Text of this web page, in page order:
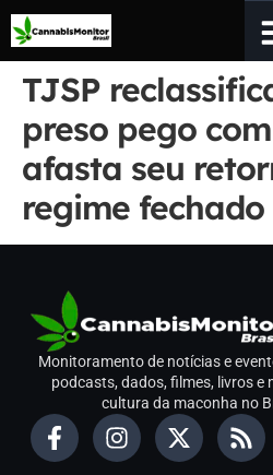
TJSP
preso pego
afasta seu
regime fechado
Monitoramento de notícias e
podcasts, dados, filmes, livros e
cultura da maconha no